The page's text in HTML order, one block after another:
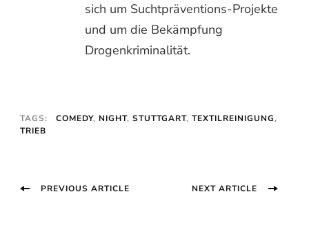
sich um Suchtpräventions-Projekte
und um die Bekämpfung
Drogenkriminalität.
TAGS: COMEDY, NIGHT, STUTTGART, TEXTILREINIGUNG,
TRIEB
PostPREVIOUS ARTICLE NEXT ARTICLE